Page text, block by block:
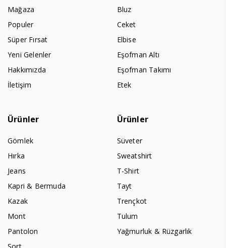
Mağaza
Populer
Süper Fırsat
Yeni Gelenler
Hakkımızda
İletişim
Bluz
Ceket
Elbise
Eşofman Altı
Eşofman Takımı
Etek
Ürünler
Gömlek
Hırka
Jeans
Kapri & Bermuda
Kazak
Mont
Pantolon
Ürünler
Süveter
Sweatshirt
T-Shirt
Tayt
Trençkot
Tulum
Yağmurluk & Rüzgarlık